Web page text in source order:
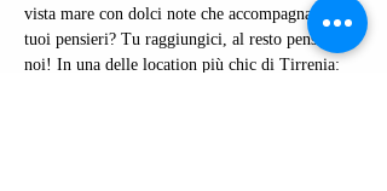
vista mare con dolci note che accompagnano i
tuoi pensieri? Tu raggiungici, al resto pensiamo
noi! In una delle location più chic di Tirrenia: